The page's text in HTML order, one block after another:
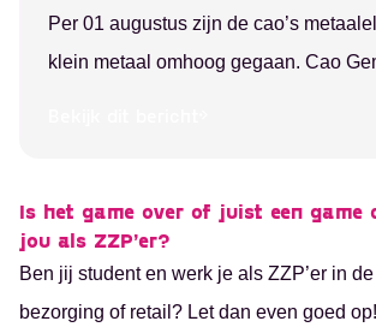
Per 01 augustus zijn de cao’s
klein metaal omhoog gegaan. Cao
Is het game over of juist een game
jou als ZZP’er?
Ben jij student en werk je als ZZP’er in
bezorging of retail? Let dan even goed